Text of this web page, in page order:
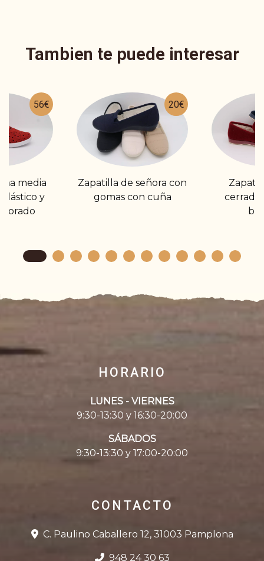
Tambien te puede interesar
56€
media
y
20€
Zapatilla de señora con
gomas con cuña
cerrada.
HORARIO
LUNES - VIERNES
9:30-13:30 y 16:30-20:00
SÁBADOS
9:30-13:30 y 17:00-20:00
CONTACTO
C. Paulino Caballero 12, 31003 Pamplona
948 24 30 63